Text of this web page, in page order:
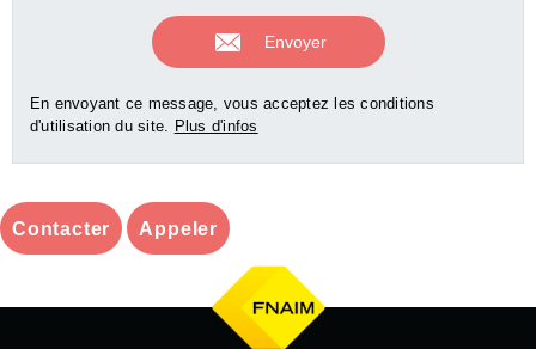
En envoyant ce message, vous acceptez les conditions
d'utilisation du site.
Plus d'infos
Contacter Appeler